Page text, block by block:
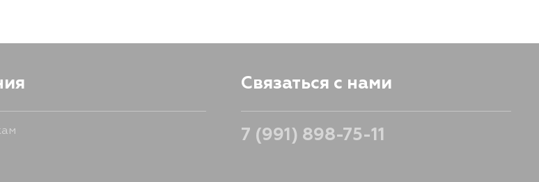
Связаться с нами
7 (991) 898-75-11